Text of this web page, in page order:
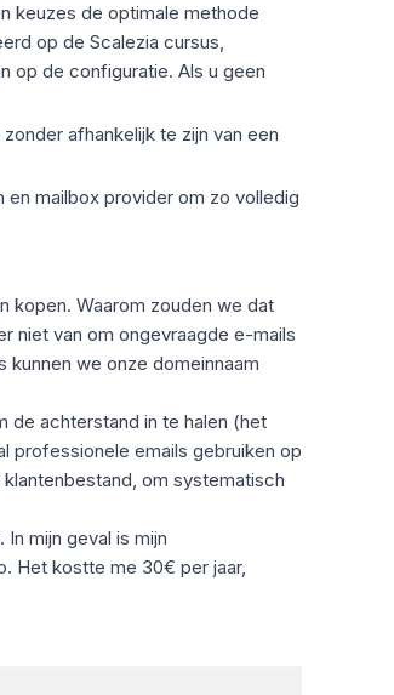
keuzes de optimale methode
op de Scalezia cursus,
op de configuratie. Als u geen
afhankelijk te zijn van een
mailbox provider om zo volledig
kopen. Waarom zouden we dat
niet van om ongevraagde e-mails
kunnen we onze domeinnaam
de achterstand in te halen (het
professionele emails gebruiken op
om systematisch
mijn geval is mijn
Het kostte me 30€ per jaar,